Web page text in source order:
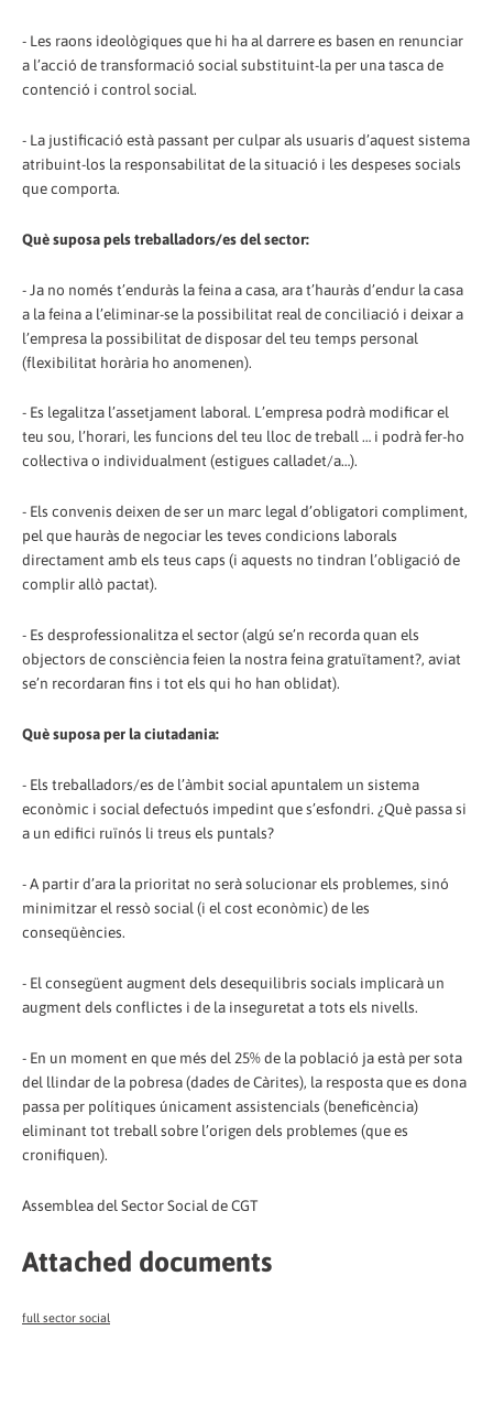
- Les raons ideològiques que hi ha al darrere es basen en renunciar
a l’acció de transformació social substituint-la per una tasca de
contenció i control social.
- La justificació està passant per culpar als usuaris d’aquest sistema
atribuint-los la responsabilitat de la situació i les despeses socials
que comporta.
Què suposa pels treballadors/es del sector:
- Ja no només t’enduràs la feina a casa, ara t’hauràs d’endur la casa
a la feina a l’eliminar-se la possibilitat real de conciliació i deixar a
l’empresa la possibilitat de disposar del teu temps personal
(flexibilitat horària ho anomenen).
- Es legalitza l’assetjament laboral. L’empresa podrà modificar el
teu sou, l’horari, les funcions del teu lloc de treball … i podrà fer-ho
col·lectiva o individualment (estigues calladet/a…).
- Els convenis deixen de ser un marc legal d’obligatori compliment,
pel que hauràs de negociar les teves condicions laborals
directament amb els teus caps (i aquests no tindran l’obligació de
complir allò pactat).
- Es desprofessionalitza el sector (algú se’n recorda quan els
objectors de consciència feien la nostra feina gratuïtament?, aviat
se’n recordaran fins i tot els qui ho han oblidat).
Què suposa per la ciutadania:
- Els treballadors/es de l’àmbit social apuntalem un sistema
econòmic i social defectuós impedint que s’esfondri. ¿Què passa si
a un edifici ruïnós li treus els puntals?
- A partir d’ara la prioritat no serà solucionar els problemes, sinó
minimitzar el ressò social (i el cost econòmic) de les
conseqüències.
- El consegüent augment dels desequilibris socials implicarà un
augment dels conflictes i de la inseguretat a tots els nivells.
- En un moment en que més del 25% de la població ja està per sota
del llindar de la pobresa (dades de Càrites), la resposta que es dona
passa per polítiques únicament assistencials (beneficència)
eliminant tot treball sobre l’origen dels problemes (que es
cronifiquen).
Assemblea del Sector Social de CGT
Attached documents
full sector social